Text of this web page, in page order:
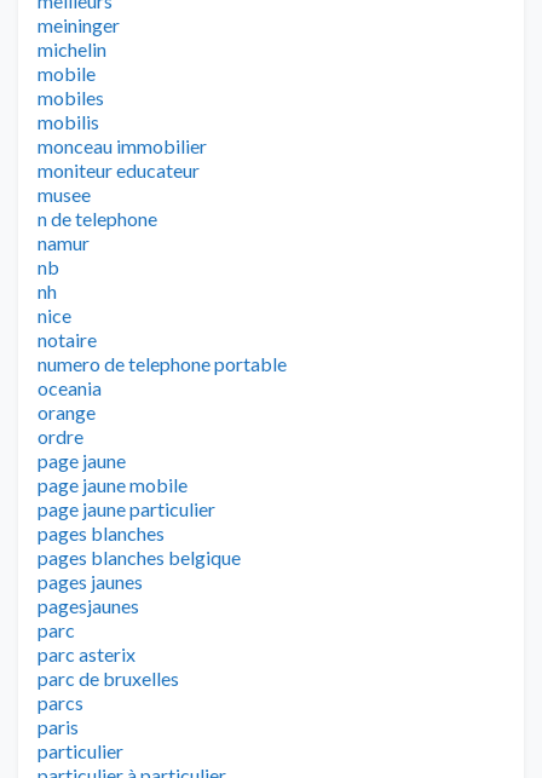
meininger
michelin
mobile
mobiles
mobilis
monceau immobilier
moniteur educateur
musee
n de telephone
namur
nb
nh
nice
notaire
numero de telephone portable
oceania
orange
ordre
page jaune
page jaune mobile
page jaune particulier
pages blanches
pages blanches belgique
pages jaunes
pagesjaunes
parc
parc asterix
parc de bruxelles
parcs
paris
particulier